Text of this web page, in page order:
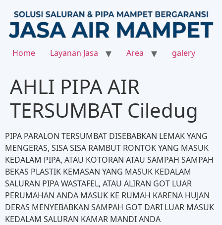
Home Layanan Jasa Area galery
AHLI PIPA AIR
TERSUMBAT Ciledug
PIPA PARALON TERSUMBAT DISEBABKAN LEMAK YANG
MENGERAS, SISA SISA RAMBUT RONTOK YANG MASUK
KEDALAM PIPA, ATAU KOTORAN ATAU SAMPAH SAMPAH
BEKAS PLASTIK KEMASAN YANG MASUK KEDALAM
SALURAN PIPA WASTAFEL, ATAU ALIRAN GOT LUAR
PERUMAHAN ANDA MASUK KE RUMAH KARENA HUJAN
DERAS MENYEBABKAN SAMPAH GOT DARI LUAR MASUK
KEDALAM SALURAN KAMAR MANDI ANDA